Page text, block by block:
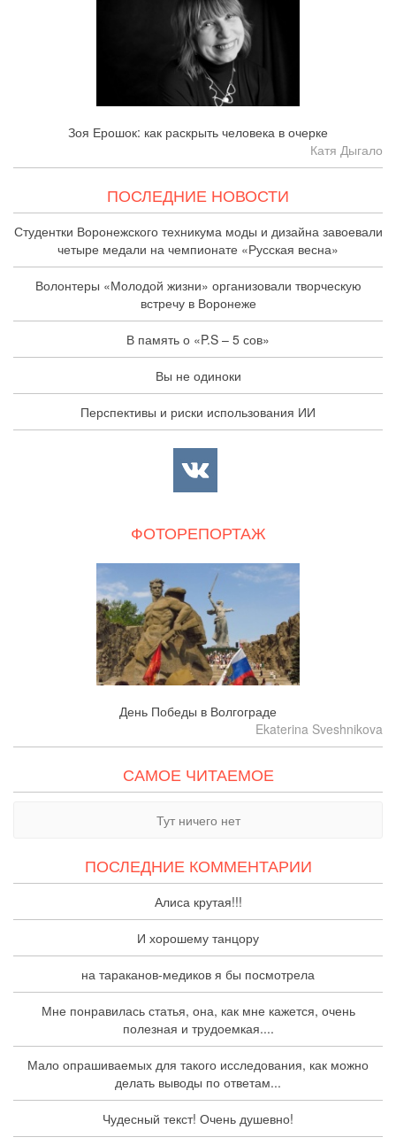
Зоя Ерошок: как раскрыть человека в очерке
Катя Дыгало
ПОСЛЕДНИЕ НОВОСТИ
Студентки Воронежского техникума моды и дизайна завоевали
четыре медали на чемпионате «Русская весна»
Волонтеры «Молодой жизни» организовали творческую
встречу в Воронеже
В память о «P.S – 5 сов»
Вы не одиноки
Перспективы и риски использования ИИ
ФОТОРЕПОРТАЖ
День Победы в Волгограде
Ekaterina Sveshnikova
САМОЕ ЧИТАЕМОЕ
Тут ничего нет
ПОСЛЕДНИЕ КОММЕНТАРИИ
Алиса крутая!!!
И хорошему танцору
на тараканов-медиков я бы посмотрела
Мне понравилась статья, она, как мне кажется, очень
полезная и трудоемкая....
Мало опрашиваемых для такого исследования, как можно
делать выводы по ответам...
Чудесный текст! Очень душевно!